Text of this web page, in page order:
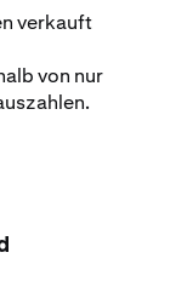
verkauft
von nur